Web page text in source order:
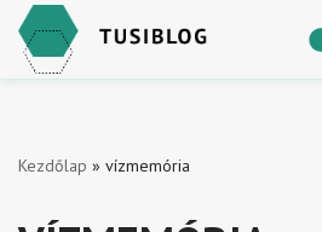
Skip
Kezdőlap » vízmemória